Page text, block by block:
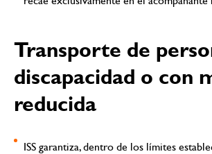
Transporte de
discapacidad o con
reducida
ISS garantiza, dentro de los límites